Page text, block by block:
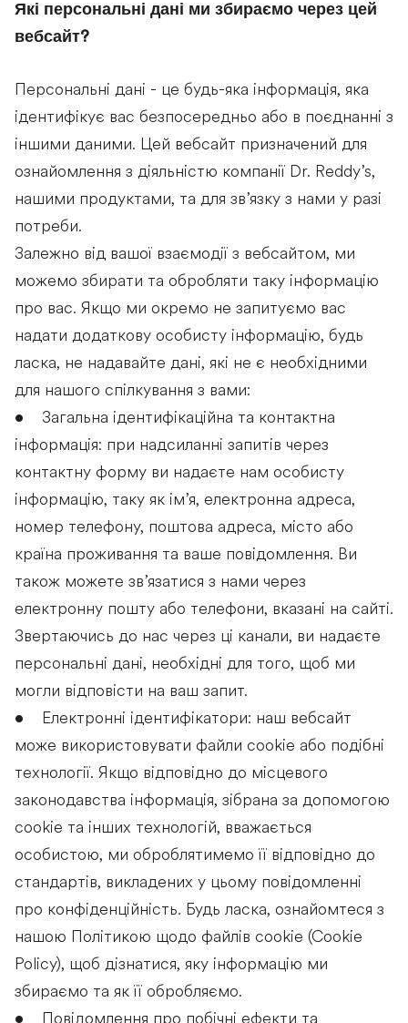
Які персональні дані ми збираємо через цей
вебсайт?
Персональні дані - це будь-яка інформація, яка
ідентифікує вас безпосередньо або в поєднанні з
іншими даними. Цей вебсайт призначений для
ознайомлення з діяльністю компанії Dr. Reddy’s,
нашими продуктами, та для зв’язку з нами у разі
потреби.
Залежно від вашої взаємодії з вебсайтом, ми
можемо збирати та обробляти таку інформацію
про вас. Якщо ми окремо не запитуємо вас
надати додаткову особисту інформацію, будь
ласка, не надавайте дані, які не є необхідними
для нашого спілкування з вами:
• Загальна ідентифікаційна та контактна
інформація: при надсиланні запитів через
контактну форму ви надаєте нам особисту
інформацію, таку як ім’я, електронна адреса,
номер телефону, поштова адреса, місто або
країна проживання та ваше повідомлення. Ви
також можете зв’язатися з нами через
електронну пошту або телефони, вказані на сайті.
Звертаючись до нас через ці канали, ви надаєте
персональні дані, необхідні для того, щоб ми
могли відповісти на ваш запит.
• Електронні ідентифікатори: наш вебсайт
може використовувати файли cookie або подібні
технології. Якщо відповідно до місцевого
законодавства інформація, зібрана за допомогою
cookie та інших технологій, вважається
особистою, ми оброблятимемо її відповідно до
стандартів, викладених у цьому повідомленні
про конфіденційність. Будь ласка, ознайомтеся з
нашою Політикою щодо файлів cookie (Cookie
Policy), щоб дізнатися, яку інформацію ми
збираємо та як її обробляємо.